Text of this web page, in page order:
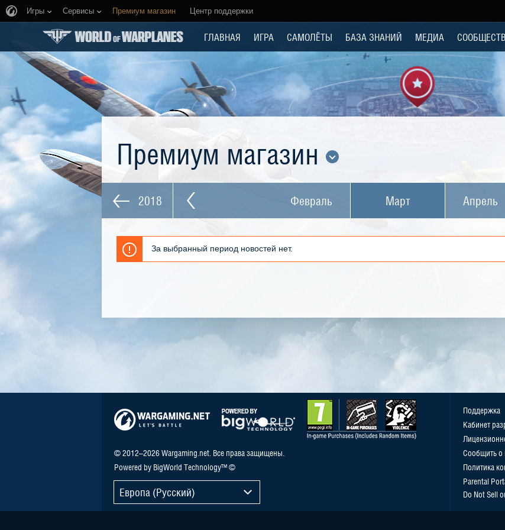
Игры Сервисы Премиум магазин Центр поддержки
ГЛАВНАЯ ИГРА САМОЛЁТЫ БАЗА ЗНАНИЙ МЕДИА
Премиум магазин
2018 Февраль Март Апрель
За выбранный период новостей нет.
© 2012–2026 Wargaming.net. Все права защищены.
Powered by BigWorld Technology™ ©
Европа (Русский)
Поддержка
Кабинет
Сообщить о
Политика
Parental
Do Not Sell